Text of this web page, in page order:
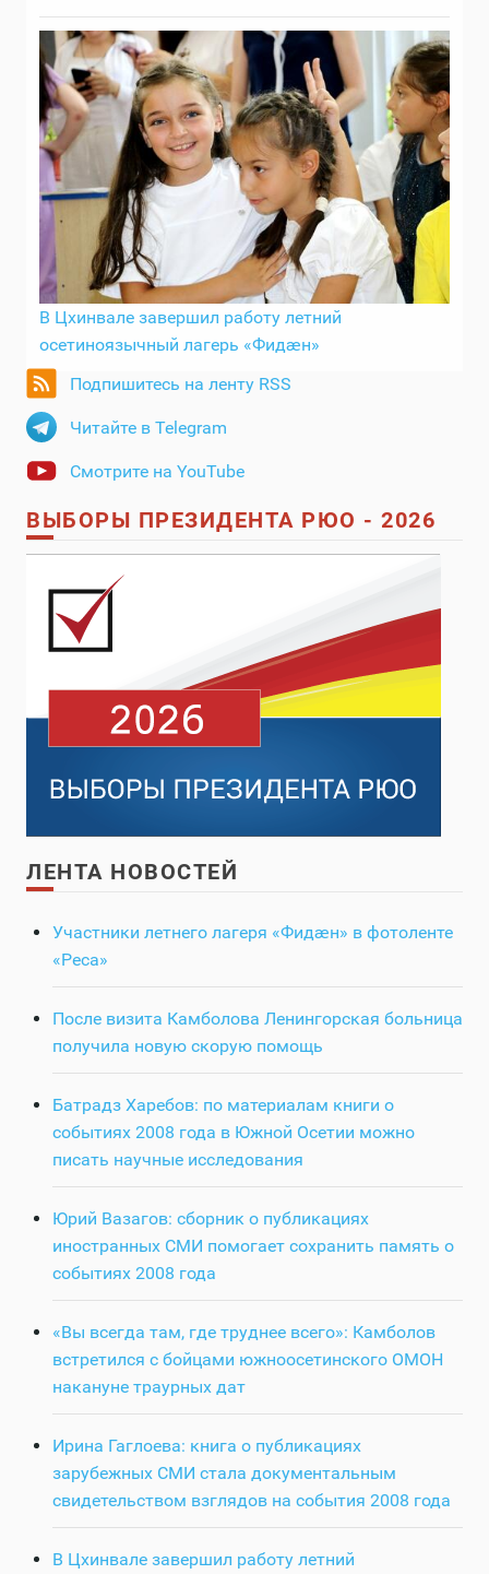
В Цхинвале завершил работу летний
осетиноязычный лагерь «Фидӕн»
Подпишитесь на ленту RSS
Читайте в Telegram
Смотрите на YouTube
ВЫБОРЫ ПРЕЗИДЕНТА РЮО - 2026
ЛЕНТА НОВОСТЕЙ
Участники летнего лагеря «Фидӕн» в фотоленте
«Реса»
После визита Камболова Ленингорская больница
получила новую скорую помощь
Батрадз Харебов: по материалам книги о
событиях 2008 года в Южной Осетии можно
писать научные исследования
Юрий Вазагов: сборник о публикациях
иностранных СМИ помогает сохранить память о
событиях 2008 года
«Вы всегда там, где труднее всего»: Камболов
встретился с бойцами южноосетинского ОМОН
накануне траурных дат
Ирина Гаглоева: книга о публикациях
зарубежных СМИ стала документальным
свидетельством взглядов на события 2008 года
В Цхинвале завершил работу летний